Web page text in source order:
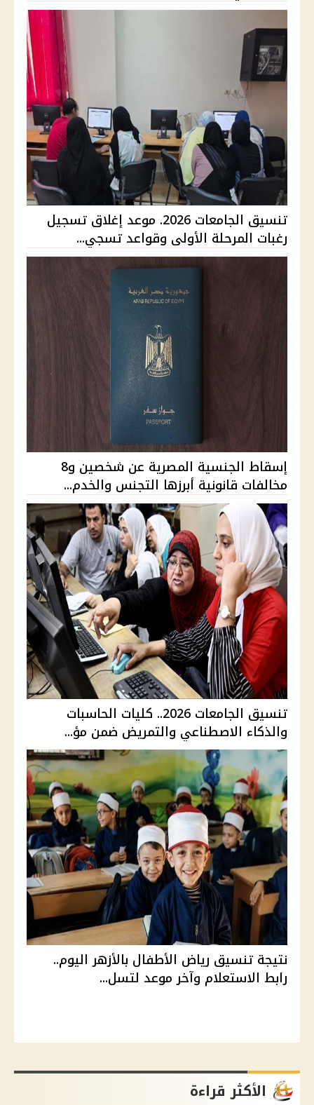
تنسيق الجامعات 2026. موعد إغلاق تسجيل
رغبات المرحلة الأولى وقواعد تسجي...
إسقاط الجنسية المصرية عن شخصين و8
مخالفات قانونية أبرزها التجنس والخدم...
تنسيق الجامعات 2026.. كليات الحاسبات
والذكاء الاصطناعي والتمريض ضمن مؤ...
نتيجة تنسيق رياض الأطفال بالأزهر اليوم..
رابط الاستعلام وآخر موعد لتسل...
الأكثر قراءة